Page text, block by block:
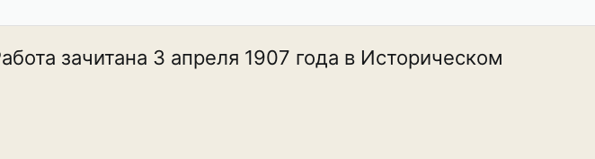
зачитана 3 апреля 1907 года в Историческом